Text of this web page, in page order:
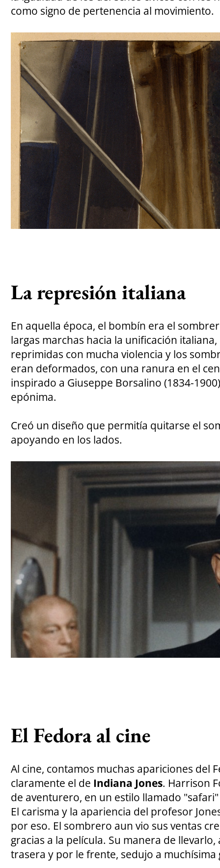
como signo de pertenencia al movimiento.
La represión italiana
En aquella época, el bombín era el
largas marchas hacia la unificación
reprimidas con mucha violencia y los
eran deformados, con una ranura en el
inspirado a Giuseppe Borsalino (1834-
epónima.
Creó un diseño que permitía quitarse el
apoyando en los lados.
El Fedora al cine
Al cine, contamos muchas apariciones del
claramente el de Indiana Jones. Harrison
de aventurero, en un estilo llamado
El carisma y la apariencia del profesor
por eso. El sombrero aun vio sus ventas
gracias a la película. Su manera de
trasera y por le frente, sedujo a muchísima